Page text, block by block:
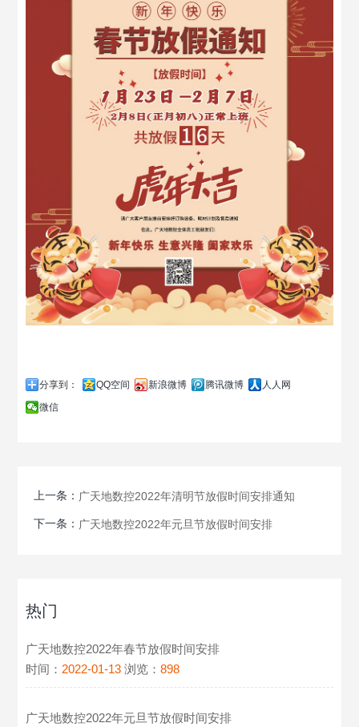
分享到： QQ空间 新浪微博 腾讯微博
人人网
微信
上一条： 广天地数控2022年清明节放假时间安排通知
下一条： 广天地数控2022年元旦节放假时间安排
热门
广天地数控2022年春节放假时间安排
时间： 2022-01-13 浏览：898
广天地数控2022年元旦节放假时间安排